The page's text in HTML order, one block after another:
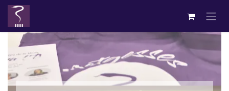
Skip to Content